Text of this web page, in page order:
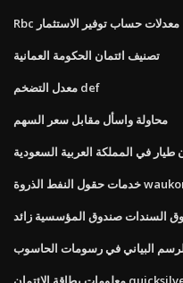
Rbc معدلات حساب توفير الاستثمار
تصنيف ائتمان الحكومة العمانية
معدل التضخم def
محاولة واسأل مقابل سعر السهم
في المملكة العربية السعودية
السندات صندوق المؤسسية زائد
البياني في رسومات الحاسوب